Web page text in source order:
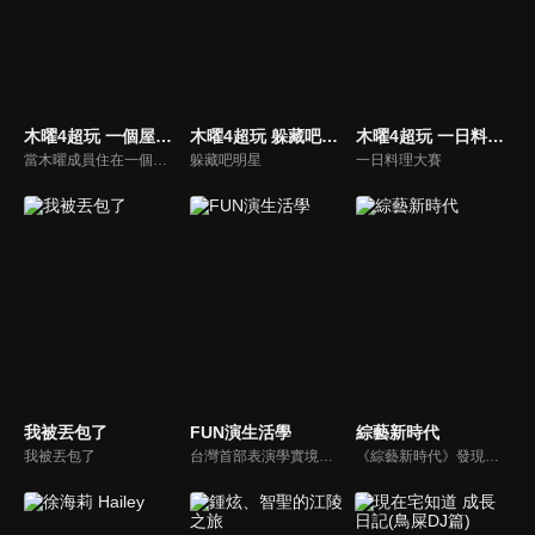
木曜4超玩 一個屋簷下
當木曜成員住在一個屋簷下時，會產生什麼火花呢？
木曜4超玩 躲藏吧明星
躲藏吧明星
木曜4超玩 一日料理大賽
一日料理大賽
我被丟包了
我被丟包了
FUN演生活學
台灣首部表演學實境秀 節目由郎祖筠老師親自指導，節目內容真實互動、實戰經驗傳授，在一陣真人秀節目風格中，一定能脫穎而出，引起期待，非看不可。實境節目以綜藝風格中加入『E D G E 法則』，觀看表演中的表演學，讓觀眾明白易曉，輕鬆體驗表演，進而從生活中看表演，從表演中懂生活。
綜藝新時代
《綜藝新時代》發現台灣好所在，主持人阿翔、楊繡惠、李雅英、檸檬，帶大家發現台灣368鄉鎮，好玩、好吃、好職人、好風景、好厲害的台灣好所在！